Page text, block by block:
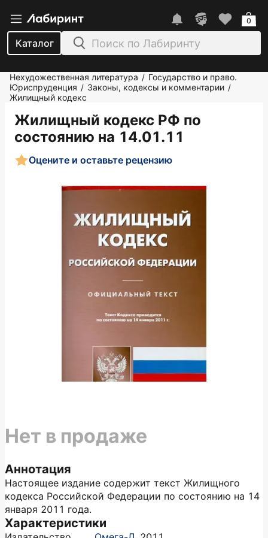
Каталог
0
Нехудожественная литература / Государство и право.
Юриспруденция / Законы, кодексы и комментарии /
Жилищный кодекс
Жилищный кодекс РФ по
состоянию на 14.01.11
Оцените и оставьте рецензию
Аннотация
Настоящее издание содержит текст Жилищного
кодекса Российской Федерации по состоянию на 14
января 2011 года.
Характеристики
Нет в продаже